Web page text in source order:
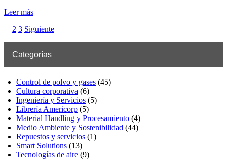
Leer más
2 3 Siguiente
Categorías
Control de polvo y gases (45)
Cultura corporativa (6)
Ingeniería y Servicios (5)
Librería Americorp (5)
Material Handling y Procesamiento (4)
Medio Ambiente y Sostenibilidad (44)
Repuestos y servicios (1)
Smart Solutions (13)
Tecnologías de aire (9)